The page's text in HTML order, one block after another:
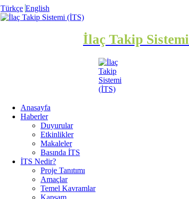
Türkçe English
İlaç Takip Sistemi
Anasayfa
Haberler
Duyurular
Etkinlikler
Makaleler
Basında İTS
İTS Nedir?
Proje Tanıtımı
Amaçlar
Temel Kavramlar
Kapsam